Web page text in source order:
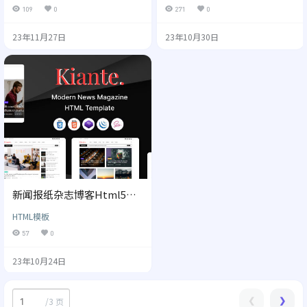
109 0
23年11月27日
271 0
23年10月30日
新闻报纸杂志博客Html5模
HTML模板
57 0
23年10月24日
/3 页 ❮ ❯